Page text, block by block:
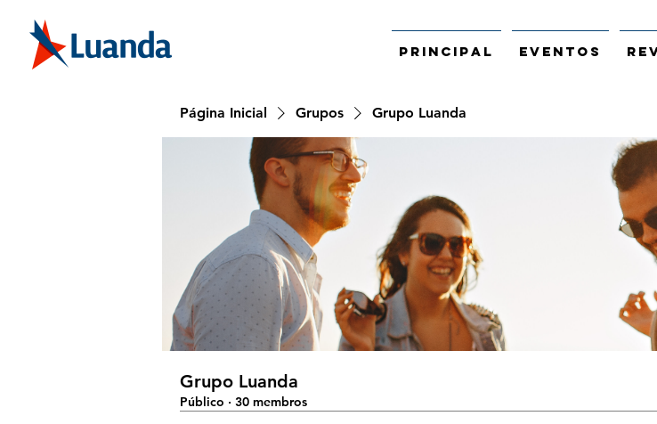
Principal Eventos
Página Inicial Grupos Grupo Luanda
Grupo Luanda
Público · 30 membros